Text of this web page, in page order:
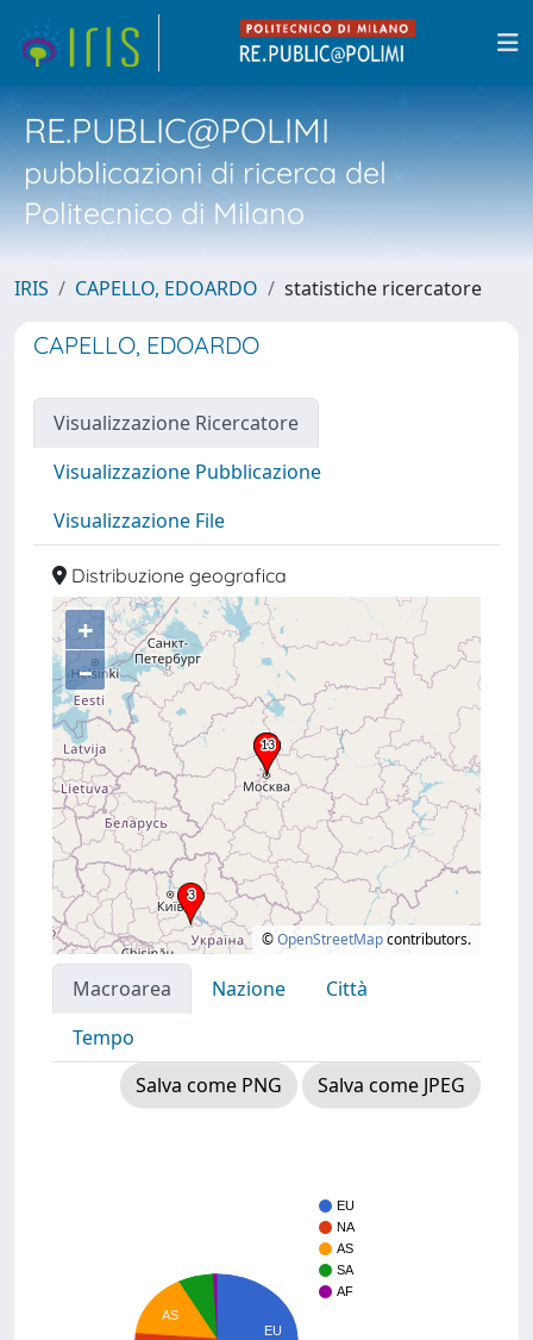
RE.PUBLIC@POLIMI
pubblicazioni di ricerca del
Politecnico di Milano
IRIS CAPELLO, EDOARDO statistiche ricercatore
CAPELLO, EDOARDO
Visualizzazione Ricercatore
Visualizzazione Pubblicazione
Visualizzazione File
Distribuzione geografica
+
–
©OpenStreetMapcontributors.
Macroarea Nazione
Città
Tempo
Salva come PNG
Salva come JPEG
EU
NA
AS
SA
AF
EU
AS